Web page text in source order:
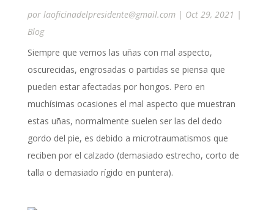
por laoficinadelpresidente@gmail.com| Oct 29, 2021 |
Blog
Siempre que vemos las uñas con mal aspecto,
oscurecidas, engrosadas o partidas se piensa que
pueden estar afectadas por hongos. Pero en
muchísimas ocasiones el mal aspecto que muestran
estas uñas, normalmente suelen ser las del dedo
gordo del pie, es debido a microtraumatismos que
reciben por el calzado (demasiado estrecho, corto de
talla o demasiado rígido en puntera).